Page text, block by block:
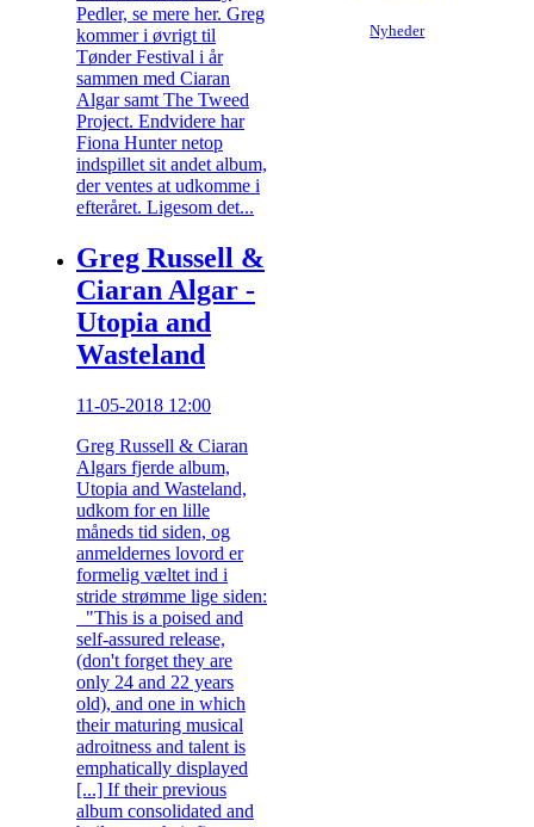
Pedler, se mere her. Greg
kommer i øvrigt til
Tønder Festival i år
sammen med Ciaran
Algar samt The Tweed
Project. Endvidere har
Fiona Hunter netop
indspillet sit andet album,
der ventes at udkomme i
efteråret. Ligesom det...
Greg Russell &
Ciaran Algar -
Utopia and
Wasteland
11-05-2018 12:00
Greg Russell & Ciaran
Algars fjerde album,
Utopia and Wasteland,
udkom for en lille
måneds tid siden, og
anmeldernes lovord er
formelig væltet ind i
stride strømme lige siden:
"This is a poised and
self-assured release,
(don't forget they are
only 24 and 22 years
old), and one in which
their maturing musical
adroitness and talent is
emphatically displayed
[...] If their previous
album consolidated and
Nyheder